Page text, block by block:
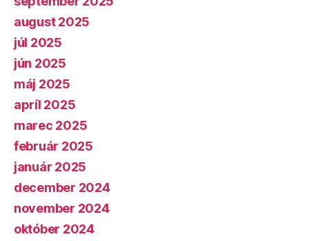
august 2025
júl 2025
jún 2025
máj 2025
apríl 2025
marec 2025
február 2025
január 2025
december 2024
november 2024
október 2024